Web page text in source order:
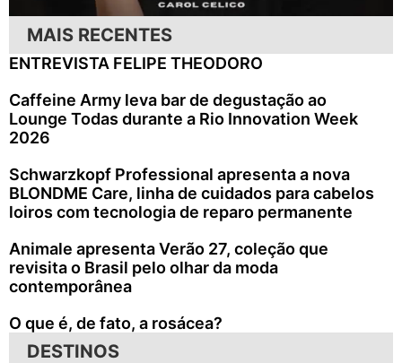
MAIS RECENTES
ENTREVISTA FELIPE THEODORO
Caffeine Army leva bar de degustação ao
Lounge Todas durante a Rio Innovation Week
2026
Schwarzkopf Professional apresenta a nova
BLONDME Care, linha de cuidados para cabelos
loiros com tecnologia de reparo permanente
Animale apresenta Verão 27, coleção que
revisita o Brasil pelo olhar da moda
contemporânea
O que é, de fato, a rosácea?
DESTINOS